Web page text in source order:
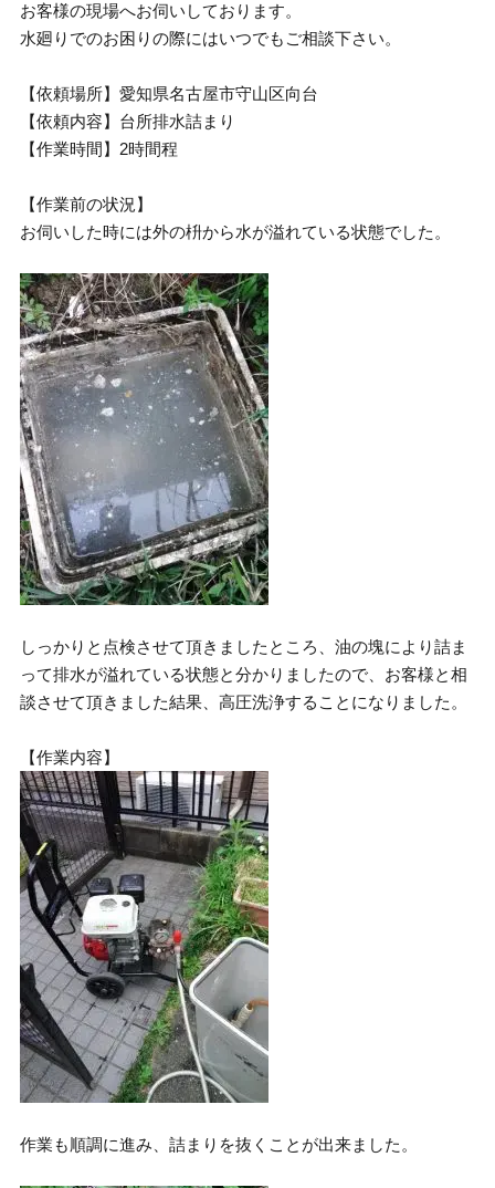
お客様の現場へお伺いしております。
水廻りでのお困りの際にはいつでもご相談下さい。
【依頼場所】愛知県名古屋市守山区向台
【依頼内容】台所排水詰まり
【作業時間】2時間程
【作業前の状況】
お伺いした時には外の枡から水が溢れている状態でした。
しっかりと点検させて頂きましたところ、油の塊により詰ま
って排水が溢れている状態と分かりましたので、お客様と相
談させて頂きました結果、高圧洗浄することになりました。
【作業内容】
作業も順調に進み、詰まりを抜くことが出来ました。